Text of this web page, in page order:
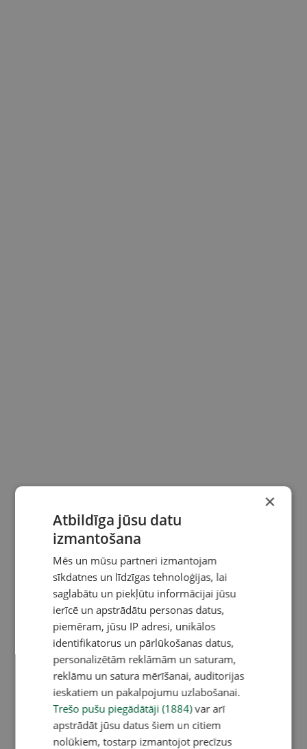
×
Atbildīga jūsu datu
izmantošana
Mēs un mūsu partneri izmantojam
sīkdatnes un līdzīgas tehnoloģijas, lai
saglabātu un piekļūtu informācijai jūsu
ierīcē un apstrādātu personas datus,
piemēram, jūsu IP adresi, unikālos
identifikatorus un pārlūkošanas datus,
personalizētām reklāmām un saturam,
reklāmu un satura mērīšanai, auditorijas
ieskatiem un pakalpojumu uzlabošanai.
Trešo pušu piegādātāji (1884)var arī
apstrādāt jūsu datus šiem un citiem
nolūkiem, tostarp izmantojot precīzus